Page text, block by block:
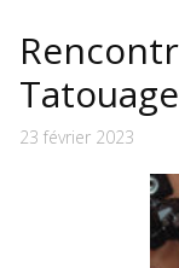
23 février 2023